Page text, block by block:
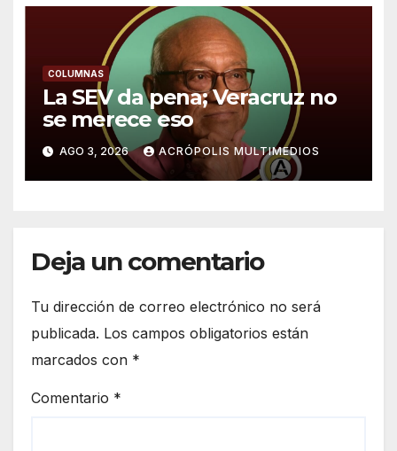
COLUMNAS
La SEV da pena; Veracruz no
se merece eso
AGO 3, 2026 ACRÓPOLIS MULTIMEDIOS
Deja un comentario
Tu dirección de correo electrónico no será
publicada. Los campos obligatorios están
marcados con *
Comentario *